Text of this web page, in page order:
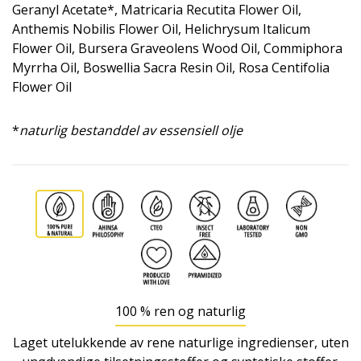
Geranyl Acetate*, Matricaria Recutita Flower Oil,
Anthemis Nobilis Flower Oil, Helichrysum Italicum
Flower Oil, Bursera Graveolens Wood Oil, Commiphora
Myrrha Oil, Boswellia Sacra Resin Oil, Rosa Centifolia
Flower Oil
*naturlig bestanddel av essensiell olje
100 % ren og naturlig
Laget utelukkende av rene naturlige ingredienser, uten